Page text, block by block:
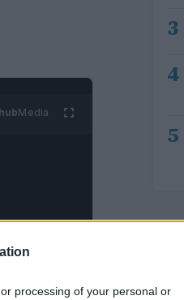
processing of your personal or
hubMedia
3
4
5